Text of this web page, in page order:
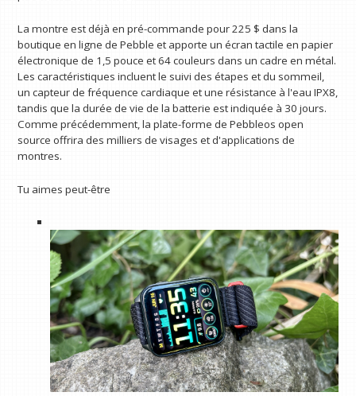
La montre est déjà en pré-commande pour 225 $ dans la
boutique en ligne de Pebble et apporte un écran tactile en papier
électronique de 1,5 pouce et 64 couleurs dans un cadre en métal.
Les caractéristiques incluent le suivi des étapes et du sommeil,
un capteur de fréquence cardiaque et une résistance à l'eau IPX8,
tandis que la durée de vie de la batterie est indiquée à 30 jours.
Comme précédemment, la plate-forme de Pebbleos open
source offrira des milliers de visages et d'applications de
montres.
Tu aimes peut-être